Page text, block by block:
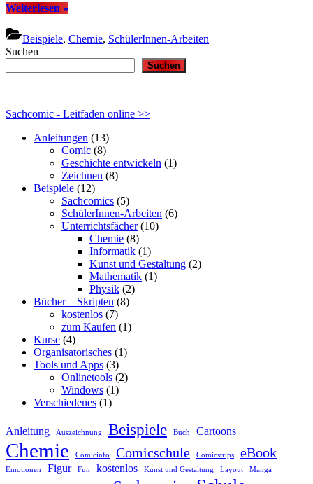
Weiterlesen “Science
Comics
–
Chemie”
»
Beispiele, Chemie, SchülerInnen-Arbeiten
Suchen
Suchen
Sachcomic - Leitfaden online >>
Anleitungen (13)
Comic (8)
Geschichte entwickeln (1)
Zeichnen (8)
Beispiele (12)
Sachcomics (5)
SchülerInnen-Arbeiten (6)
Unterrichtsfächer(10)
Chemie (8)
Informatik (1)
Kunst und Gestaltung (2)
Mathematik (1)
Physik (2)
Bücher – Skripten (8)
kostenlos (7)
zum Kaufen (1)
Kurse (4)
Organisatorisches (1)
Tools und Apps (3)
Onlinetools (2)
Windows (1)
Verschiedenes (1)
Anleitung Auszeichnung Beispiele Buch Cartoons
Chemie Comicinfo Comicschule Comicstrips eBook
Emotionen Figur Fun kostenlos Kunst und Gestaltung Layout Manga